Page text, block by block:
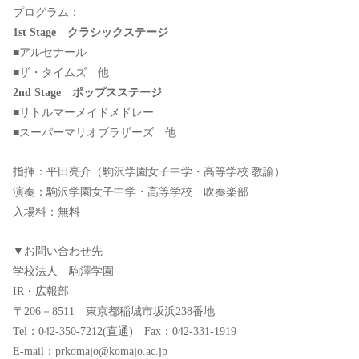
プログラム：
1st Stage クラシックステージ
■アルセナール
■ザ・タイムズ 他
2nd Stage ポップスステージ
■リトルマーメイドメドレー
■スーパーマリオブラザーズ 他
指揮：平田亮介（駒沢学園女子中学・高等学校 教諭）
演奏：駒沢学園女子中学・高等学校 吹奏楽部
入場料：無料
▼お問い合わせ先
学校法人 駒澤学園
IR・広報部
〒206－8511 東京都稲城市坂浜238番地
Tel：042-350-7212(直通) Fax：042-331-1919
E-mail：prkomajo@komajo.ac.jp